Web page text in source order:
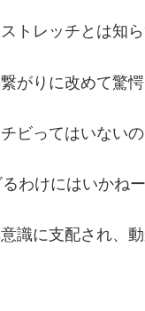
トレッチとは知
がりに改めて驚
ビってはいないの
わけにはいかねー
識に支配され、